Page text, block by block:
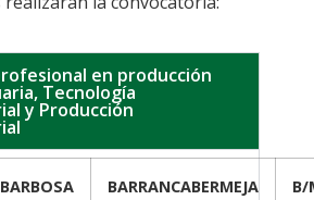
en producción
Tecnología
y Producción
BARBOSA BARRANCABERMEJA B/